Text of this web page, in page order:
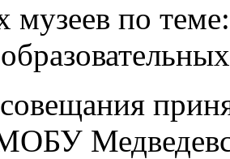
музеев по